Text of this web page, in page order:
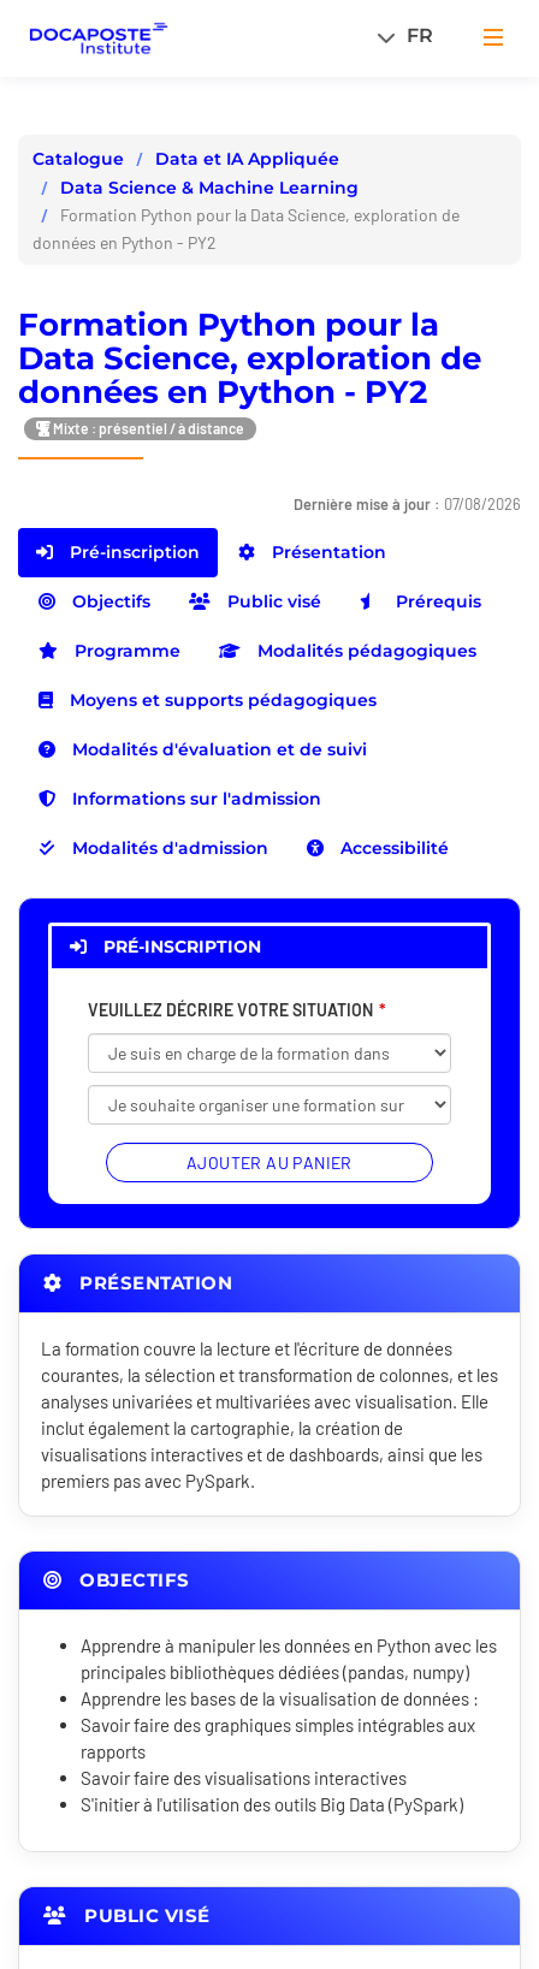
FR
Catalogue
Data et IA Appliquée
Data Science & Machine Learning
Formation Python pour la Data Science, exploration de
données en Python - PY2
Formation Python pour la
Data Science, exploration de
données en Python - PY2
Mixte : présentiel / à distance
Dernière mise à jour : 07/08/2026
Pré-inscription Présentation
Objectifs Public visé Prérequis
Programme Modalités pédagogiques
Moyens et supports pédagogiques
Modalités d'évaluation et de suivi
Informations sur l'admission
Modalités d'admission Accessibilité
PRÉ-INSCRIPTION
VEUILLEZ DÉCRIRE VOTRE SITUATION
AJOUTER AU PANIER
PRÉSENTATION
La formation couvre la lecture et l'écriture de données
courantes, la sélection et transformation de colonnes, et les
analyses univariées et multivariées avec visualisation. Elle
inclut également la cartographie, la création de
visualisations interactives et de dashboards, ainsi que les
premiers pas avec PySpark.
OBJECTIFS
Apprendre à manipuler les données en Python avec les
principales bibliothèques dédiées (pandas, numpy)
Apprendre les bases de la visualisation de données :
Savoir faire des graphiques simples intégrables aux
rapports
Savoir faire des visualisations interactives
S'initier à l'utilisation des outils Big Data (PySpark)
PUBLIC VISÉ